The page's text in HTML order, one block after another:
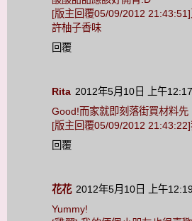
[版主回覆05/09/2012
許柚子香味
回覆
Rita 2012年5月10日 上午12:17
Good!而家就即刻落街買材料先
[版主回覆05/09/2012
回覆
花花 2012年5月10日 上午12:19
Yummy!